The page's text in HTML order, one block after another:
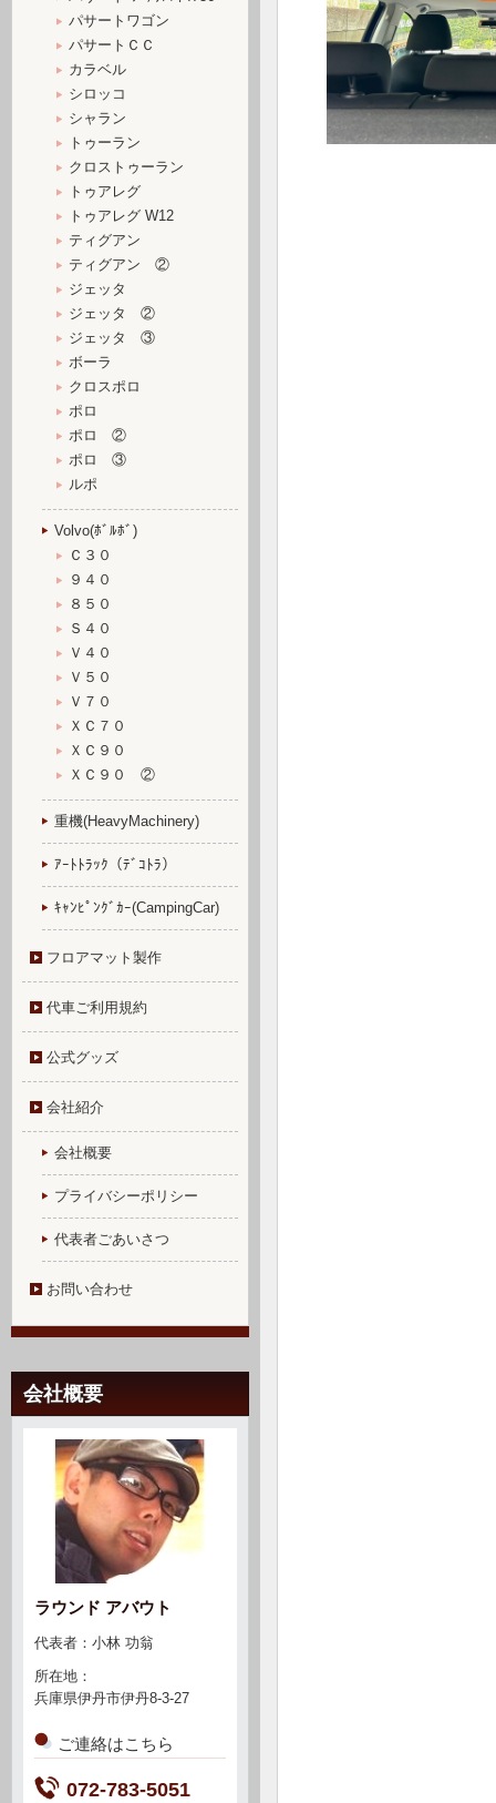
パサートワゴン
パサートＣＣ
カラベル
シロッコ
シャラン
トゥーラン
クロストゥーラン
トゥアレグ
トゥアレグ W12
ティグアン
ティグアン ②
ジェッタ
ジェッタ ②
ジェッタ ③
ボーラ
クロスポロ
ポロ
ポロ ②
ポロ ③
ルポ
Volvo(ﾎﾞﾙﾎﾞ)
Ｃ３０
９４０
８５０
Ｓ４０
Ｖ４０
Ｖ５０
Ｖ７０
ＸＣ７０
ＸＣ９０
ＸＣ９０ ②
重機(HeavyMachinery)
ｱｰﾄﾄﾗｯｸ（ﾃﾞｺﾄﾗ）
ｷｬﾝﾋﾟﾝｸﾞｶｰ(CampingCar)
フロアマット製作
代車ご利用規約
公式グッズ
会社紹介
会社概要
プライバシーポリシー
代表者ごあいさつ
お問い合わせ
会社概要
ラウンド アバウト
代表者：小林 功翁
所在地：
兵庫県伊丹市伊丹8-3-27
ご連絡はこちら
072-783-5051